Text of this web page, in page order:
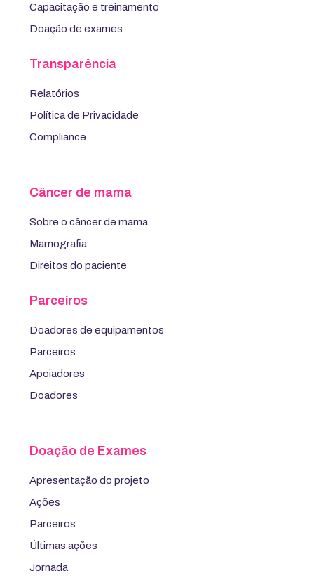
Capacitação e treinamento
Doação de exames
Transparência
Relatórios
Política de Privacidade
Compliance
Câncer de mama
Sobre o câncer de mama
Mamografia
Direitos do paciente
Parceiros
Doadores de equipamentos
Parceiros
Apoiadores
Doadores
Doação de Exames
Apresentação do projeto
Ações
Parceiros
Últimas ações
Jornada